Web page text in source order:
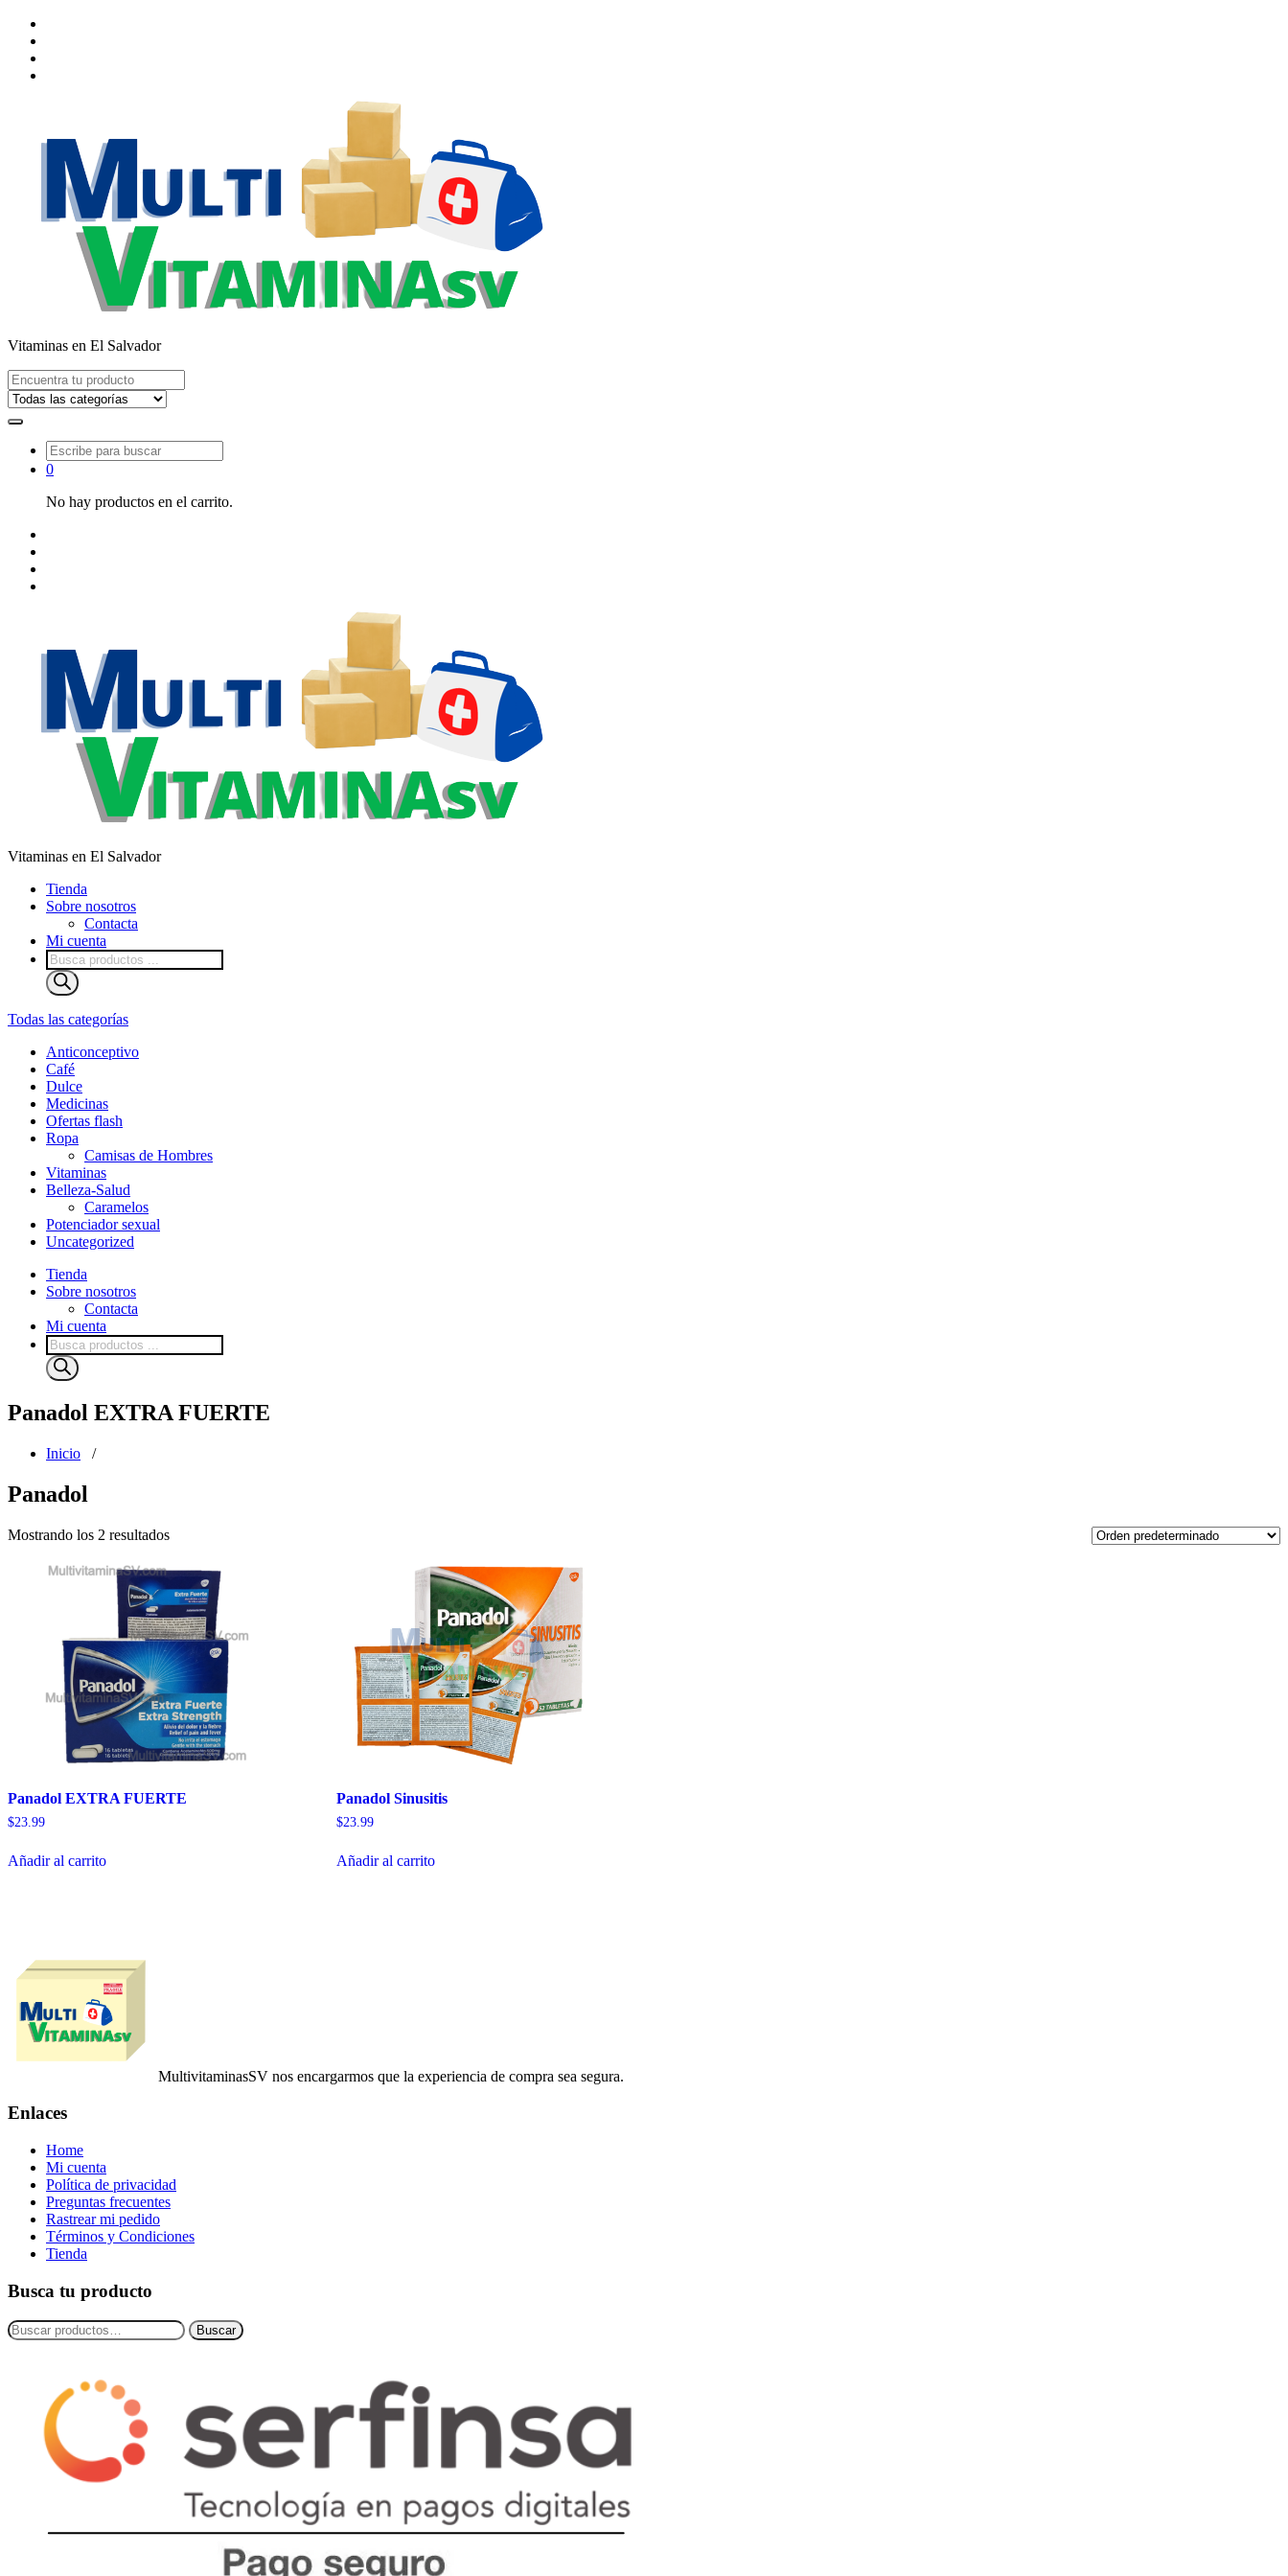
Saltar
contenido
Vitaminas en El Salvador
Buscar:
Buscar:
0
No hay productos en el carrito.
Vitaminas en El Salvador
Tienda
Sobre nosotros
Contacta
Mi cuenta
Búsqueda
de
productos
Todas las categorías
Anticonceptivo
Café
Dulce
Medicinas
Ofertas flash
Ropa
Camisas de Hombres
Vitaminas
Belleza-Salud
Caramelos
Potenciador sexual
Uncategorized
Tienda
Sobre nosotros
Contacta
Mi cuenta
Búsqueda
de
productos
Panadol EXTRA FUERTE
Inicio /
Panadol
Mostrando los 2 resultados
Panadol EXTRA FUERTE
$23.99
Añadir al carrito
Panadol Sinusitis
$23.99
Añadir al carrito
MultivitaminasSV nos encargarmos que la experiencia de compra sea segura.
Enlaces
Home
Mi cuenta
Política de privacidad
Preguntas frecuentes
Rastrear mi pedido
Términos y Condiciones
Tienda
Busca tu producto
Buscar
por:
Buscar